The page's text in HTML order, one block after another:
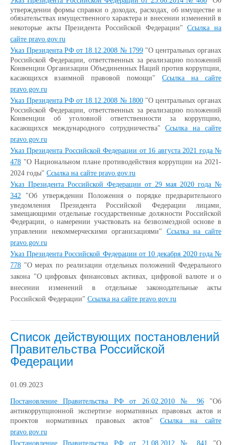
утверждении формы справки о доходах, расходах, об имуществе и
обязательствах имущественного характера и внесении изменений в
некоторые акты Президента Российской Федерации"Ссылка на
сайте pravo.gov.ru
Указ Президента РФ от 18.12.2008 № 1799"О центральных органах
Российской Федерации, ответственных за реализацию положений
Конвенции Организации Объединенных Наций против коррупции,
касающихся взаимной правовой помощи" Ссылка на сайте
pravo.gov.ru
Указ Президента РФ от 18.12.2008 № 1800"О центральных органах
Российской Федерации, ответственных за реализацию положений
Конвенции об уголовной ответственности за коррупцию,
касающихся международного сотрудничества"Ссылка на сайте
pravo.gov.ru
Указ Президента Российской Федерации от 16 августа 2021 года №
478 "О Национальном плане противодействия коррупции на 2021-
2024 годы" Ссылка на сайте pravo.gov.ru
Указ Президента Российской Федерации от 29 мая 2020 года №
342 "Об утверждении Положения о порядке предварительного
уведомления Президента Российской Федерации лицами,
замещающими отдельные государственные должности Российской
Федерации, о намерении участвовать на безвозмездной основе в
управлении некоммерческими организациями" Ссылка на сайте
pravo.gov.ru
Указ Президента Российской Федерации от 10 декабря 2020 года №
778 "О мерах по реализации отдельных положений Федерального
закона "О цифровых финансовых активах, цифровой валюте и о
внесении изменений в отдельные законодательные акты
Российской Федерации" Ссылка на сайте pravo.gov.ru
Список действующих постановлений
Правительства Российской
Федерации
01.09.2023
Постановление Правительства РФ от 26.02.2010 № 96"Об
антикоррупционной экспертизе нормативных правовых актов и
проектов нормативных правовых актов"Ссылка на сайте
pravo.gov.ru
Постановление Правительства РФ от 21.08.2012 № 841 "О